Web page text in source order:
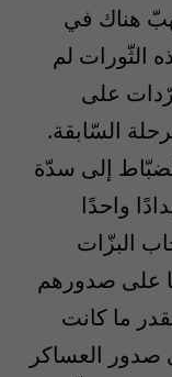
هناك في
الثّورات لم
على
السّابقة.
إلى سدّة
واحدًا
البزّات
على صدورهم
ما كانت
صدور العساكر